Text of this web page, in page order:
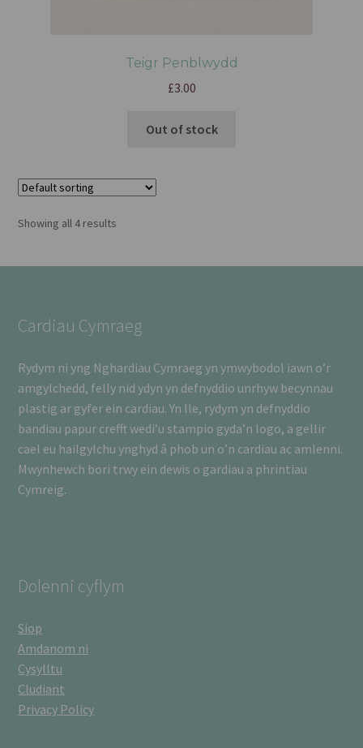
Teigr Penblwydd
£3.00
Out of stock
Showing all 4 results
Cardiau Cymraeg
Rydym ni yng Nghardiau Cymraeg yn ymwybodol iawn o’r
amgylchedd, felly nid ydyn yn defnyddio unrhyw becynnau
plastig ar gyfer ein cardiau. Yn lle, rydym yn defnyddio
bandiau papur crefft wedi’u stampio gyda’n logo, a gellir
cael eu hailgylchu ynghyd â phob un o’n cardiau ac amlenni.
Mwynhewch bori trwy ein dewis o gardiau a phrintiau
Cymreig.
Dolenni cyflym
Siop
Amdanom ni
Cysylltu
Cludiant
Privacy Policy